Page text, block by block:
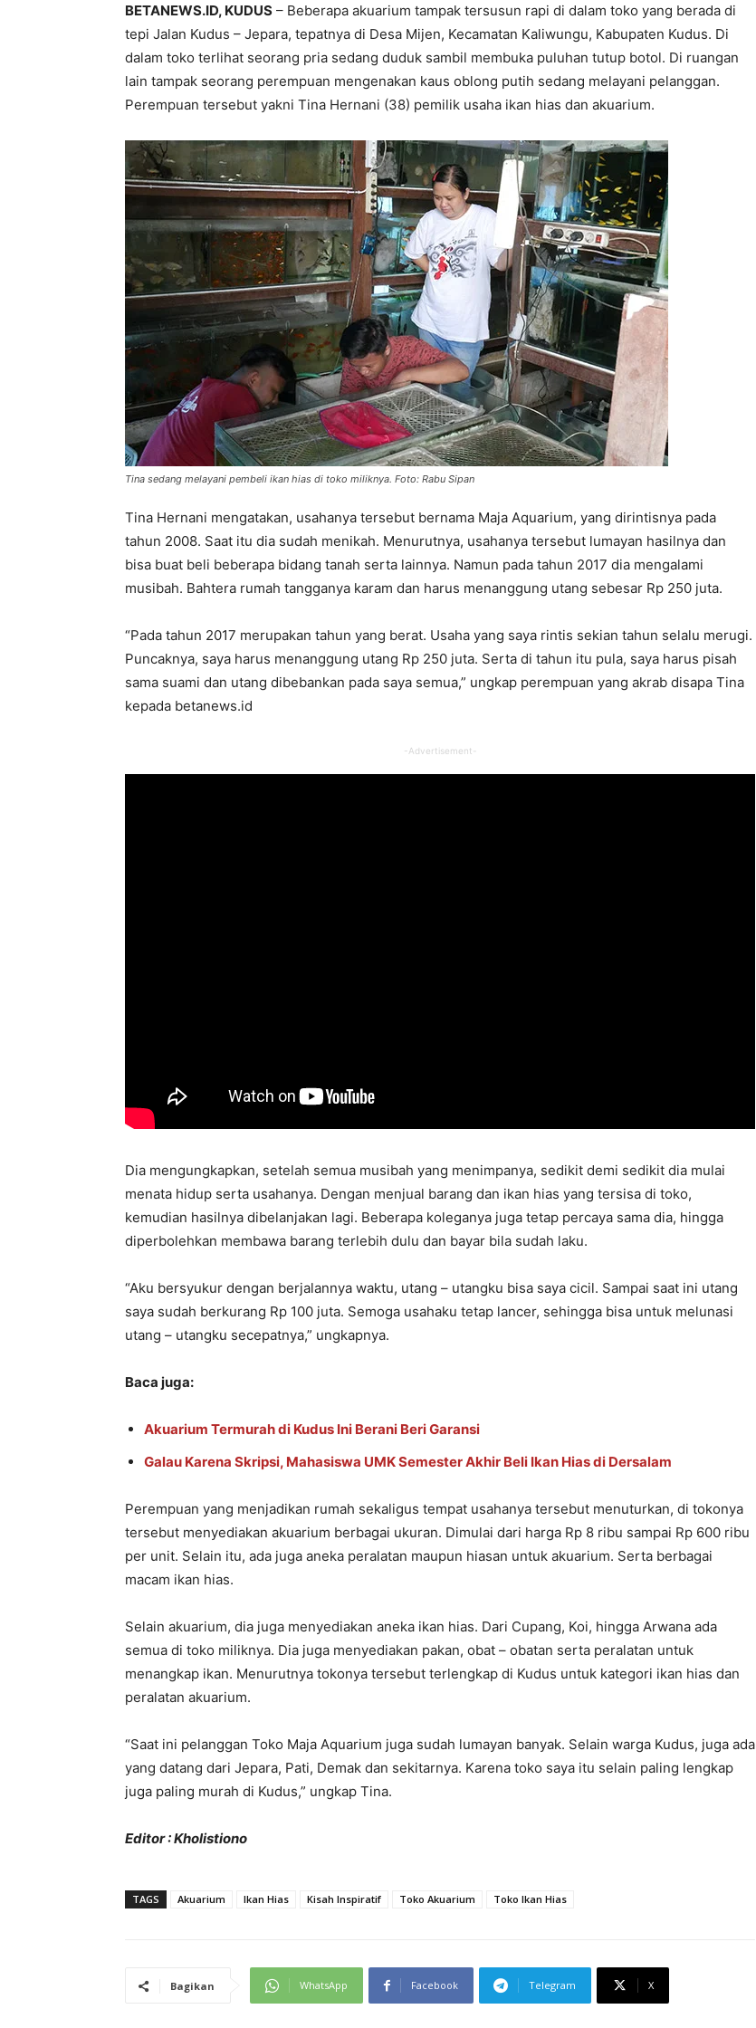
BETANEWS.ID, KUDUS – Beberapa akuarium tampak tersusun rapi di dalam toko yang berada di
tepi Jalan Kudus – Jepara, tepatnya di Desa Mijen, Kecamatan Kaliwungu, Kabupaten Kudus. Di
dalam toko terlihat seorang pria sedang duduk sambil membuka puluhan tutup botol. Di ruangan
lain tampak seorang perempuan mengenakan kaus oblong putih sedang melayani pelanggan.
Perempuan tersebut yakni Tina Hernani (38) pemilik usaha ikan hias dan akuarium.
Tina sedang melayani pembeli ikan hias di toko miliknya. Foto: Rabu Sipan
Tina Hernani mengatakan, usahanya tersebut bernama Maja Aquarium, yang dirintisnya pada
tahun 2008. Saat itu dia sudah menikah. Menurutnya, usahanya tersebut lumayan hasilnya dan
bisa buat beli beberapa bidang tanah serta lainnya. Namun pada tahun 2017 dia mengalami
musibah. Bahtera rumah tangganya karam dan harus menanggung utang sebesar Rp 250 juta.
“Pada tahun 2017 merupakan tahun yang berat. Usaha yang saya rintis sekian tahun selalu merugi.
Puncaknya, saya harus menanggung utang Rp 250 juta. Serta di tahun itu pula, saya harus pisah
sama suami dan utang dibebankan pada saya semua,” ungkap perempuan yang akrab disapa Tina
kepada betanews.id
-Advertisement-
Dia mengungkapkan, setelah semua musibah yang menimpanya, sedikit demi sedikit dia mulai
menata hidup serta usahanya. Dengan menjual barang dan ikan hias yang tersisa di toko,
kemudian hasilnya dibelanjakan lagi. Beberapa koleganya juga tetap percaya sama dia, hingga
diperbolehkan membawa barang terlebih dulu dan bayar bila sudah laku.
“Aku bersyukur dengan berjalannya waktu, utang – utangku bisa saya cicil. Sampai saat ini utang
saya sudah berkurang Rp 100 juta. Semoga usahaku tetap lancer, sehingga bisa untuk melunasi
utang – utangku secepatnya,” ungkapnya.
Baca juga:
Akuarium Termurah di Kudus Ini Berani Beri Garansi
Galau Karena Skripsi, Mahasiswa UMK Semester Akhir Beli Ikan Hias di Dersalam
Perempuan yang menjadikan rumah sekaligus tempat usahanya tersebut menuturkan, di tokonya
tersebut menyediakan akuarium berbagai ukuran. Dimulai dari harga Rp 8 ribu sampai Rp 600 ribu
per unit. Selain itu, ada juga aneka peralatan maupun hiasan untuk akuarium. Serta berbagai
macam ikan hias.
Selain akuarium, dia juga menyediakan aneka ikan hias. Dari Cupang, Koi, hingga Arwana ada
semua di toko miliknya. Dia juga menyediakan pakan, obat – obatan serta peralatan untuk
menangkap ikan. Menurutnya tokonya tersebut terlengkap di Kudus untuk kategori ikan hias dan
peralatan akuarium.
“Saat ini pelanggan Toko Maja Aquarium juga sudah lumayan banyak. Selain warga Kudus, juga ada
yang datang dari Jepara, Pati, Demak dan sekitarnya. Karena toko saya itu selain paling lengkap
juga paling murah di Kudus,” ungkap Tina.
Editor : Kholistiono
TAGS Akuarium Ikan Hias Kisah Inspiratif Toko Akuarium Toko Ikan Hias
Bagikan WhatsApp Facebook Telegram X